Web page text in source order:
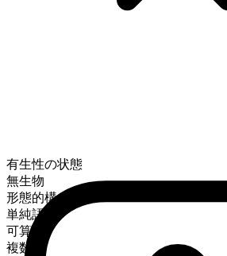
有生性の状態
無生物
形態的構成
単純語
可算
複数形